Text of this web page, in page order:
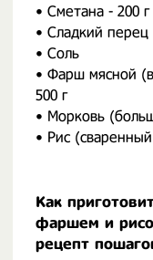
• Сметана - 200 г
• Сладкий
• Соль
• Фарш мясной
500 г
• Морковь
• Рис
Как
фаршем и
рецепт